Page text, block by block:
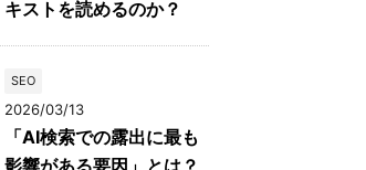
キストを読めるのか？
SEO
2026/03/13
「AI検索での露出に最も
影響がある要因」とは？